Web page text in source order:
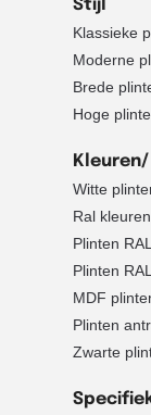
Stijl
Klassieke
Moderne
Brede
Hoge
Witte
Ral kleuren
Plinten
Plinten
MDF
Plinten
Zwarte